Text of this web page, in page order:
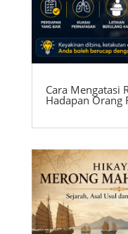
Cara Mengatasi
Hadapan Orang